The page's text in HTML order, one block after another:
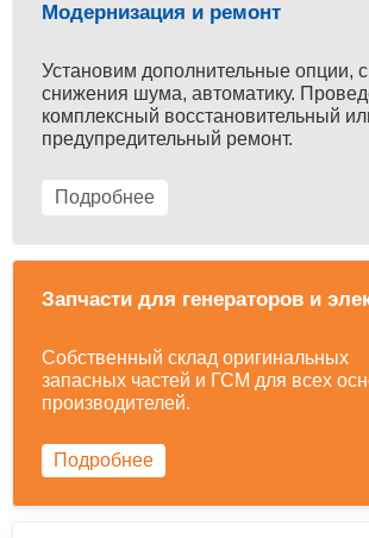
Модернизация и ремонт
Установим дополнительные опции,
снижения шума, автоматику.
комплексный восстановительный
предупредительный ремонт.
Подробнее
Запчасти для генераторов и
Собственный склад оригинальных
запасных частей и ГСМ для всех
производителей.
Подробнее